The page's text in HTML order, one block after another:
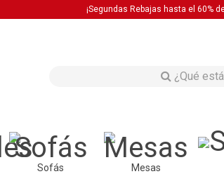
¡Segundas Rebajas hasta el 60%
Sofás Mesas